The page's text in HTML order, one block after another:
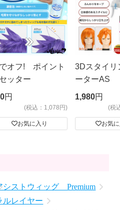
オフ! ポイント
ッター
円
(税込：1,078円)
お気に入り
3Dスタイリ
ーターAS
ビッグサイ
1,980円
(税
お気
シストウィッグ Premium
ルレイヤー